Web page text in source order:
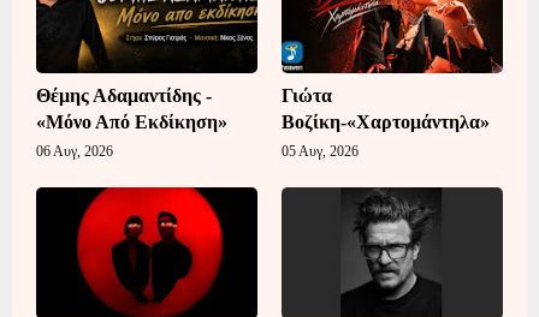
Θέμης Αδαμαντίδης -
«Μόνο Από Εκδίκηση»
06 Αυγ, 2026
Γιώτα
Βοζίκη-«Χαρτομάντηλα»
05 Αυγ, 2026